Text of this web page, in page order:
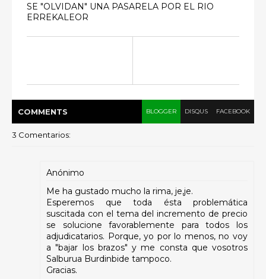
SE "OLVIDAN" UNA PASARELA POR EL RIO
ERREKALEOR
COMMENTS BLOGGER DISQUS FACEBOOK
3 Comentarios:
Anónimo
Me ha gustado mucho la rima, je,je.
Esperemos que toda ésta problemática
suscitada con el tema del incremento de precio
se solucione favorablemente para todos los
adjudicatarios. Porque, yo por lo menos, no voy
a "bajar los brazos" y me consta que vosotros
Salburua Burdinbide tampoco.
Gracias.